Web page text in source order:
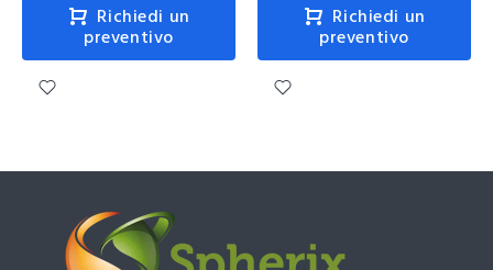
Richiedi un
preventivo
Richiedi un
preventivo